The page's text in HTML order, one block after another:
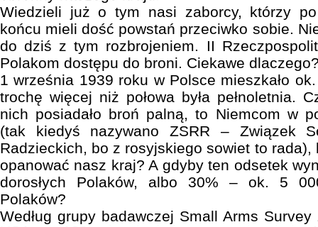
Wiedzieli już o tym nasi zaborcy, którzy
końcu mieli dość powstań przeciwko sobie.
do dziś z tym rozbrojeniem. II
Polakom dostępu do broni. Ciekawe
1 września 1939 roku w Polsce mieszkało
trochę więcej niż połowa była pełnoletnia.
nich posiadało broń palną, to Niemcom w
(tak kiedyś nazywano ZSRR – Związek
Radzieckich, bo z rosyjskiego sowiet to rada),
opanować nasz kraj? A gdyby ten odsetek
dorosłych Polaków, albo 30% – ok. 5
Polaków?
Według grupy badawczej Small Arms